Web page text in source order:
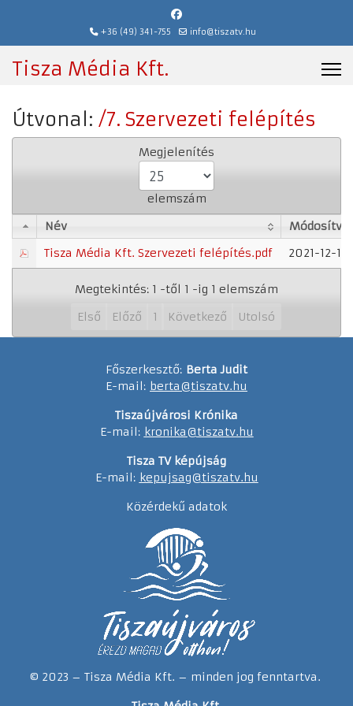
+36 (49) 341-755 info@tiszatv.hu
Tisza Média Kft.
Útvonal: /7. Szervezeti felépítés
Megjelenítés
elemszám
Név
Módosítva
Név
Módosítva
Tisza Média Kft. Szervezeti felépítés.pdf 2021-12-15
Megtekintés: 1 -től 1 -ig 1 elemszám
Első
Előző 1 Következő Utolsó
Főszerkesztő: Berta Judit
E-mail: berta@tiszatv.hu
Tiszaújvárosi Krónika
E-mail: kronika@tiszatv.hu
Tisza TV képújság
E-mail: kepujsag@tiszatv.hu
Közérdekű adatok
© 2023 – Tisza Média Kft. – minden jog fenntartva.